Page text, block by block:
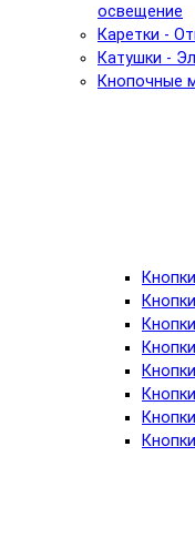
освещение
Каретки -
Катушки -
Кнопочные